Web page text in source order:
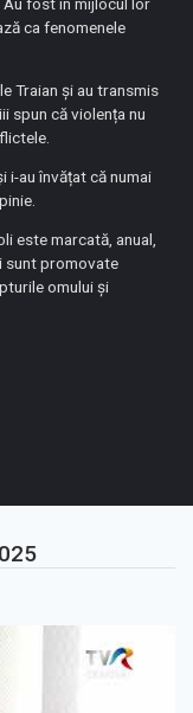
Au fost în mijlocul lor
ca fenomenele
Traian și au transmis
spun că violența nu
i-au învățat că numai
este marcată, anual,
sunt promovate
omului și